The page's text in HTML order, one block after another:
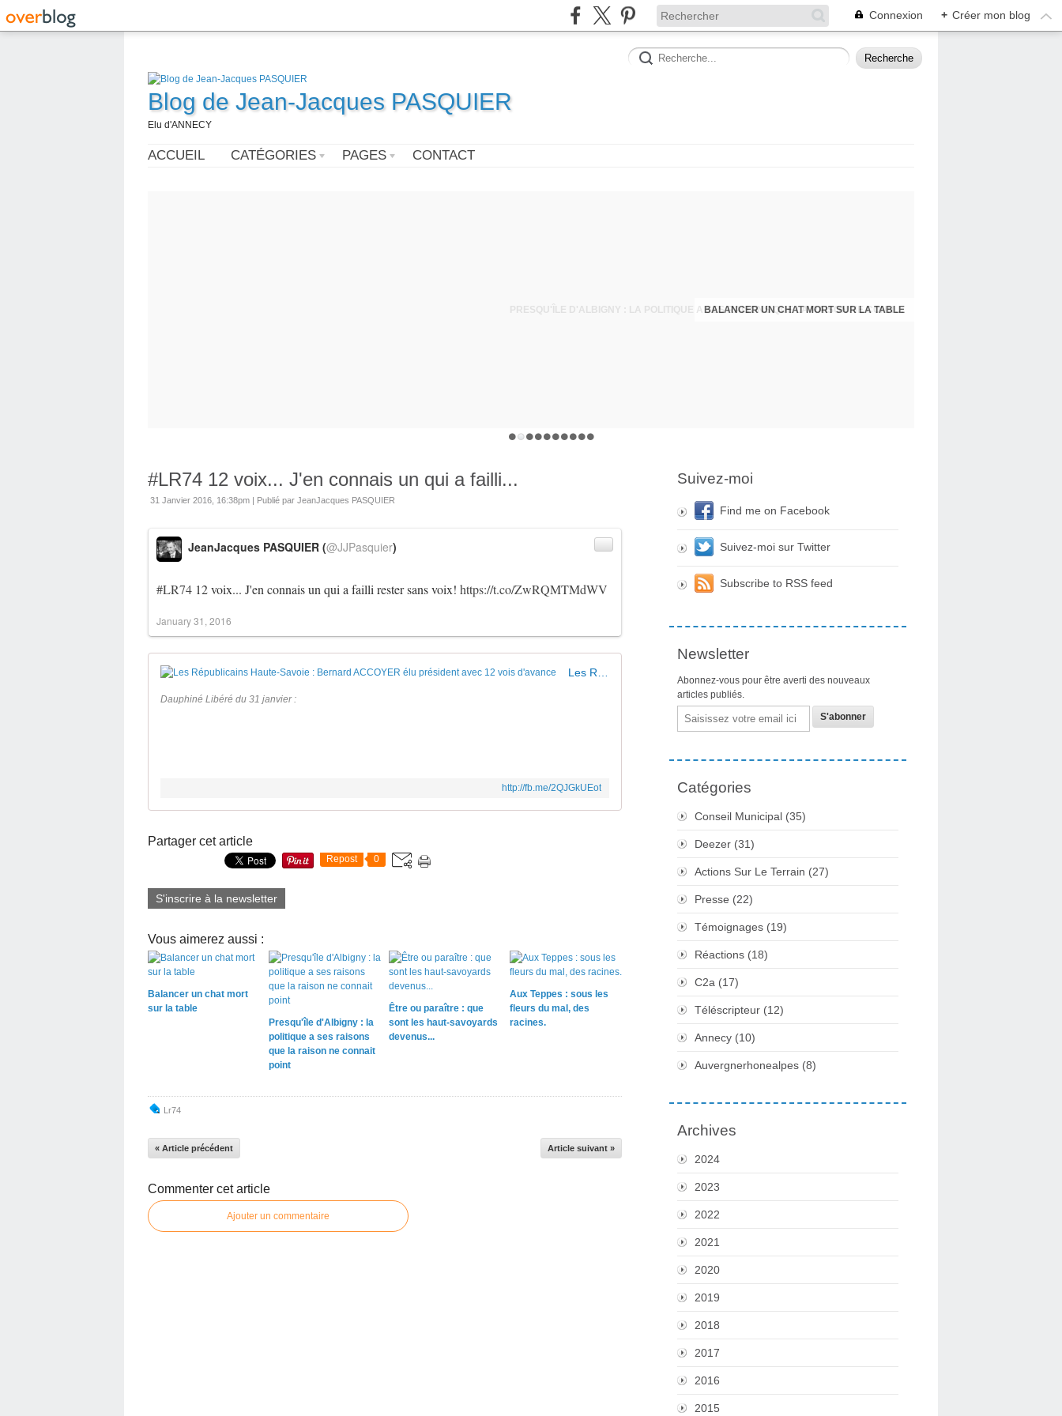
Connexion + Créer mon blog
Blog de Jean-Jacques PASQUIER
Elu d'ANNECY
ACCUEIL CATÉGORIES PAGES CONTACT
BALANCER UN CHAT MORT SUR LA TABLE
PRESQU'ÎLE D'ALBIGNY : LA POLITIQUE A SES RAISONS QUE LA RAISON NE CONNAIT POINT
#LR74 12 voix... J'en connais un qui a failli...
31 Janvier 2016, 16:38pm | Publié par JeanJacques PASQUIER
#LR74 12 voix... J'en connais un qui a failli rester sans voix! https://t.co/ZwRQMTMdWV
JeanJacques PASQUIER (@JJPasquier)
January 31, 2016
Dauphiné Libéré du 31 janvier :
http://fb.me/2QJGkUEot
Partager cet article
Repost 0
S'inscrire à la newsletter
Vous aimerez aussi :
Balancer un chat mort
sur la table
Presqu'île d'Albigny : la
politique a ses raisons
que la raison ne connait
point
Être ou paraître : que
sont les haut-savoyards
devenus...
Aux Teppes : sous les
fleurs du mal, des
racines.
Lr74
« Article précédent Article suivant »
Commenter cet article
Ajouter un commentaire
Suivez-moi
Find me on Facebook
Suivez-moi sur Twitter
Subscribe to RSS feed
Newsletter
Abonnez-vous pour être averti des nouveaux
articles publiés.
Email
Catégories
Conseil Municipal (35)
Deezer (31)
Actions Sur Le Terrain (27)
Presse (22)
Témoignages (19)
Réactions (18)
C2a (17)
Téléscripteur (12)
Annecy (10)
Auvergnerhonealpes (8)
Archives
2024
2023
2022
2021
2020
2019
2018
2017
2016
2015